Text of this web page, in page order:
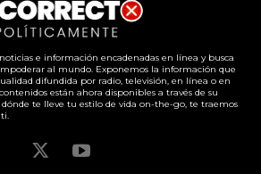
e información encadenadas en línea y busca
al mundo. Exponemos la información que
difundida por radio, televisión, en línea o en
están ahora disponibles a través de su
te lleve tu estilo de vida on-the-go, te traemos